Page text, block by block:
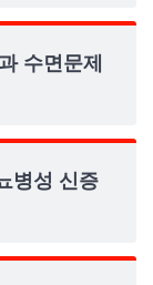
수면문제
병성 신증